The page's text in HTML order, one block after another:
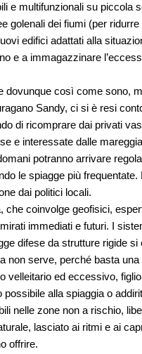
e multifunzionali su piccola
golenali dei fiumi (per
edifici adattati alla
e a immagazzinare
così come sono,
Sandy, ci si è resi
di ricomprare dai privati
e interessate dalle
potranno arrivare
le spiagge più
dai politici locali.
coinvolge geofisici,
immediati e futuri. I
difese da strutture rigide
non serve, perché basta
ed eccessivo,
alla spiaggia o
nelle zone non a rischio,
lasciato ai ritmi e ai
offrire.